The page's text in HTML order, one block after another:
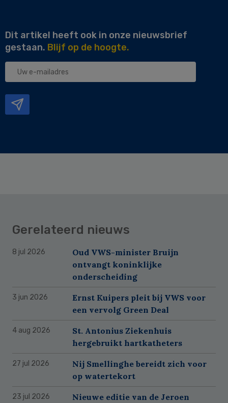
Dit artikel heeft ook in onze nieuwsbrief
gestaan. Blijf op de hoogte.
Uw
Gerelateerd nieuws
8 jul 2026
Oud VWS-minister Bruijn
ontvangt koninklijke
onderscheiding
3 jun 2026
Ernst Kuipers pleit bij VWS voor
een vervolg Green Deal
4 aug 2026
St. Antonius Ziekenhuis
hergebruikt hartkatheters
27 jul 2026
Nij Smellinghe bereidt zich voor
op watertekort
23 jul 2026
Nieuwe editie van de Jeroen